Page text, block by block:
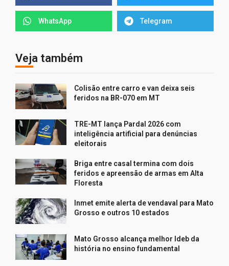
WhatsApp Telegram
Veja também
Colisão entre carro e van deixa seis
feridos na BR-070 em MT
TRE-MT lança Pardal 2026 com
inteligência artificial para denúncias
eleitorais
Briga entre casal termina com dois
feridos e apreensão de armas em Alta
Floresta
Inmet emite alerta de vendaval para Mato
Grosso e outros 10 estados
Mato Grosso alcança melhor Ideb da
história no ensino fundamental